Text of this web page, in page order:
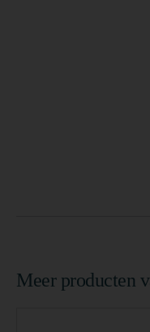
Meer producten